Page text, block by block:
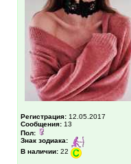
Регистрация: 12.05.2017
Сообщения: 13
Пол:
Знак зодиака:
В наличии: 22